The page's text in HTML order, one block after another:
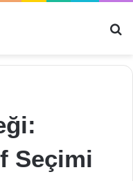
Seçimi